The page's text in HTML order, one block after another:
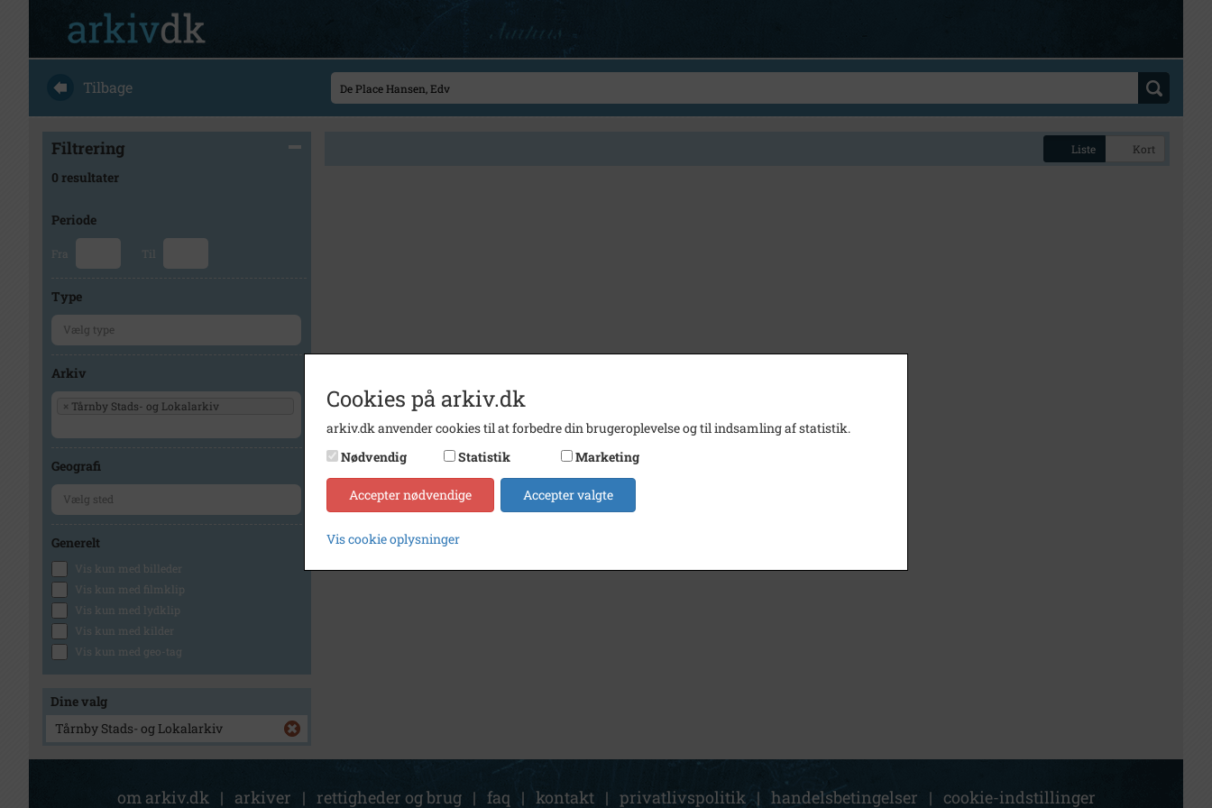
Tilbage
Filtrering
0 resultater
Periode
Fra Til
Type
Arkiv
× Tårnby Stads- og Lokalarkiv
Geografi
Generelt
Vis kun med billeder
Vis kun med filmklip
Vis kun med lydklip
Vis kun med kilder
Vis kun med geo-tag
Dine valg
Tårnby Stads- og Lokalarkiv
Liste Kort
om arkiv.dk | arkiver | rettigheder og brug | faq | kontakt | privatlivspolitik | handelsbetingelser | cookie-indstillinger
Cookies på arkiv.dk
arkiv.dk anvender cookies til at forbedre din brugeroplevelse og til indsamling af statistik.
Nødvendig
Statistik Marketing
Accepter nødvendige Accepter valgte
Vis cookie oplysninger